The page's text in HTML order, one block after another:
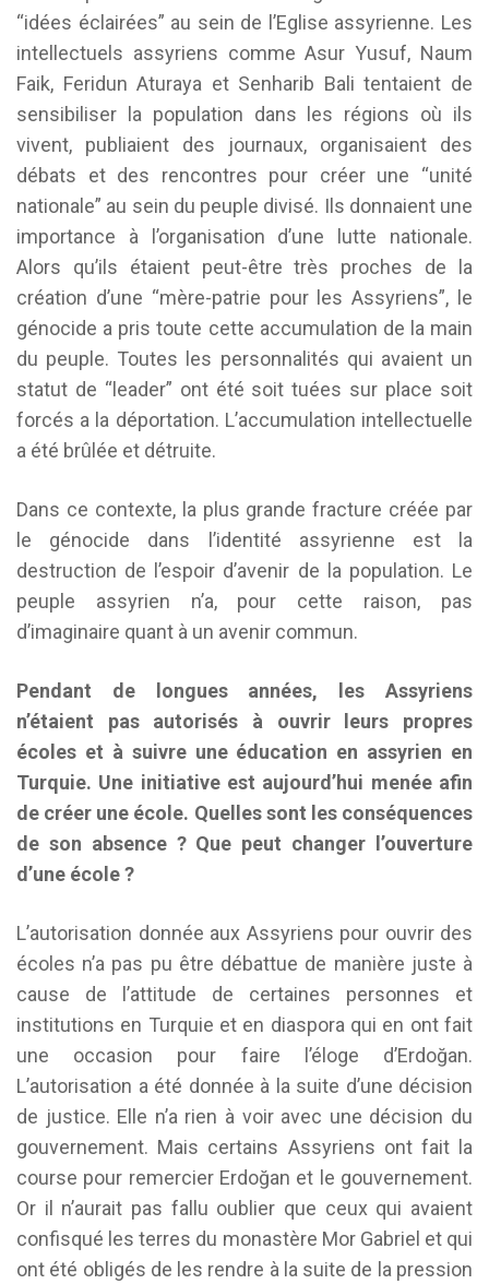
“idées éclairées” au sein de l’Eglise assyrienne. Les
intellectuels assyriens comme Asur Yusuf, Naum
Faik, Feridun Aturaya et Senharib Bali tentaient de
sensibiliser la population dans les régions où ils
vivent, publiaient des journaux, organisaient des
débats et des rencontres pour créer une “unité
nationale” au sein du peuple divisé. Ils donnaient une
importance à l’organisation d’une lutte nationale.
Alors qu’ils étaient peut-être très proches de la
création d’une “mère-patrie pour les Assyriens”, le
génocide a pris toute cette accumulation de la main
du peuple. Toutes les personnalités qui avaient un
statut de “leader” ont été soit tuées sur place soit
forcés a la déportation. L’accumulation intellectuelle
a été brûlée et détruite.
Dans ce contexte, la plus grande fracture créée par
le génocide dans l’identité assyrienne est la
destruction de l’espoir d’avenir de la population. Le
peuple assyrien n’a, pour cette raison, pas
d’imaginaire quant à un avenir commun.
Pendant de longues années, les Assyriens
n’étaient pas autorisés
à ouvrir leurs propres
écoles et à suivre une éducation en assyrien en
Turquie. Une initiative est aujourd’hui menée afin
de créer une école. Quelles sont les conséquences
de son absence ? Que peut changer l’ouverture
d’une école ?
L’autorisation donnée aux Assyriens pour ouvrir des
écoles n’a pas pu être débattue de manière juste à
cause de l’attitude de certaines personnes et
institutions en Turquie et en diaspora qui en ont fait
une occasion pour faire l’éloge d’Erdoğan.
L’autorisation a été donnée à la suite d’une décision
de justice. Elle n’a rien à voir avec une décision du
gouvernement. Mais certains Assyriens ont fait la
course pour remercier Erdoğan et le gouvernement.
Or il n’aurait pas fallu oublier que ceux qui avaient
confisqué les terres du monastère Mor Gabriel et qui
ont été obligés de les rendre à la suite de la pression